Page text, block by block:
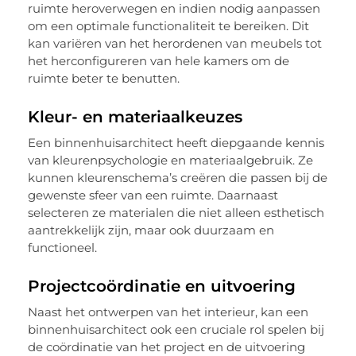
ruimte heroverwegen en indien nodig aanpassen
om een optimale functionaliteit te bereiken. Dit
kan variëren van het herordenen van meubels tot
het herconfigureren van hele kamers om de
ruimte beter te benutten.
Kleur- en materiaalkeuzes
Een binnenhuisarchitect heeft diepgaande kennis
van kleurenpsychologie en materiaalgebruik. Ze
kunnen kleurenschema’s creëren die passen bij de
gewenste sfeer van een ruimte. Daarnaast
selecteren ze materialen die niet alleen esthetisch
aantrekkelijk zijn, maar ook duurzaam en
functioneel.
Projectcoördinatie en uitvoering
Naast het ontwerpen van het interieur, kan een
binnenhuisarchitect ook een cruciale rol spelen bij
de coördinatie van het project en de uitvoering